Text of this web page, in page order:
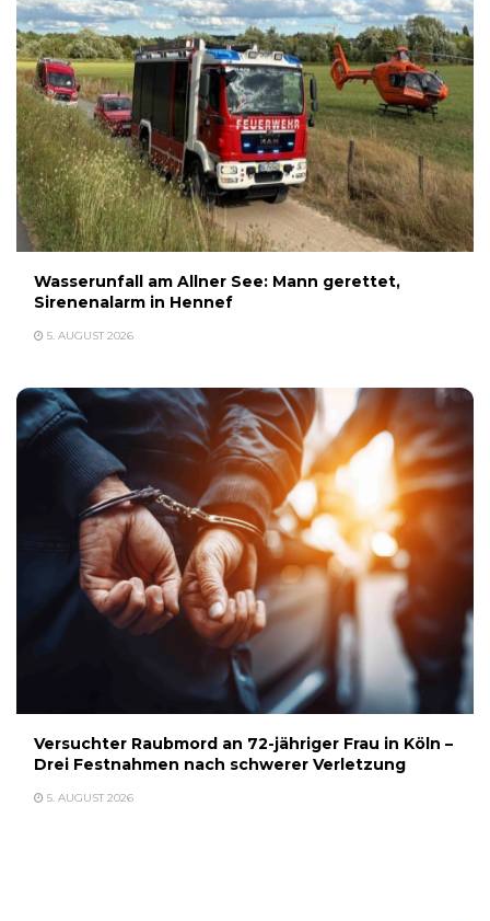
Wasserunfall am Allner See: Mann gerettet,
Sirenenalarm in Hennef
5. AUGUST 2026
Versuchter Raubmord an 72-jähriger Frau in Köln –
Drei Festnahmen nach schwerer Verletzung
5. AUGUST 2026